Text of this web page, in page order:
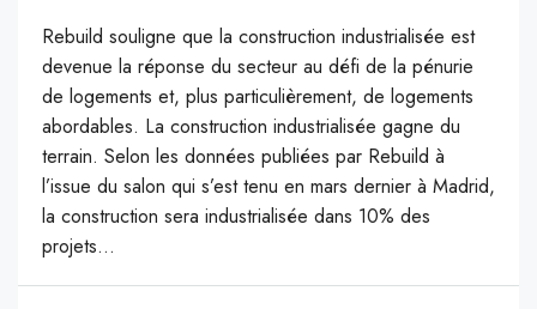
Rebuild souligne que la construction industrialisée est
devenue la réponse du secteur au défi de la pénurie
de logements et, plus particulièrement, de logements
abordables. La construction industrialisée gagne du
terrain. Selon les données publiées par Rebuild à
l’issue du salon qui s’est tenu en mars dernier à Madrid,
la construction sera industrialisée dans 10% des
projets...